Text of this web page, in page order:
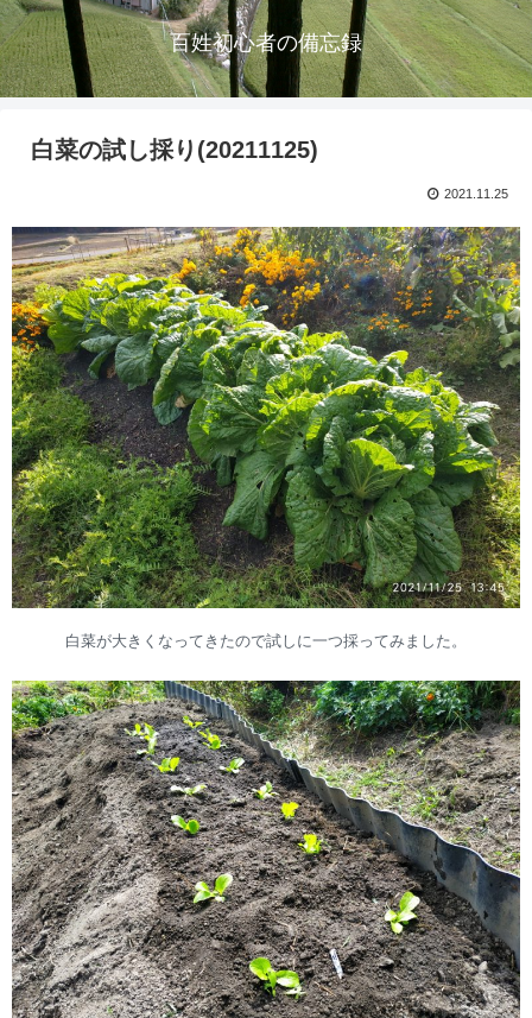
百姓初心者の備忘録
白菜の試し採り(20211125)
2021.11.25
白菜が大きくなってきたので試しに一つ採ってみました。